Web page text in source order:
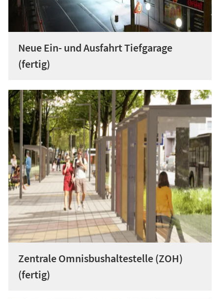
Neue Ein- und Ausfahrt Tiefgarage
(fertig)
Zentrale Omnisbushaltestelle (ZOH)
(fertig)